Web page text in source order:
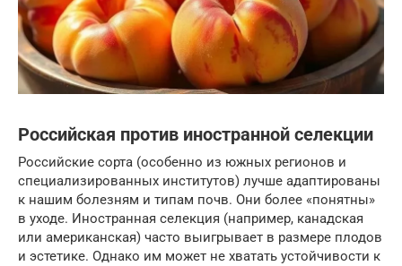
Российская против иностранной селекции
Российские сорта (особенно из южных регионов и
специализированных институтов) лучше адаптированы
к нашим болезням и типам почв. Они более «понятны»
в уходе. Иностранная селекция (например, канадская
или американская) часто выигрывает в размере плодов
и эстетике. Однако им может не хватать устойчивости к